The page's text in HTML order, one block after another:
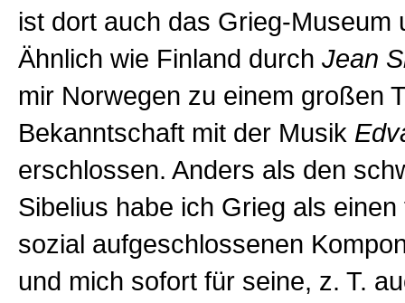
ist dort auch das Grieg-Museum
Ähnlich wie Finland durch Jean
mir Norwegen zu einem großen
Bekanntschaft mit der Musik
erschlossen. Anders als den
Sibelius habe ich Grieg als
sozial aufgeschlossenen
und mich sofort für seine, z. T.